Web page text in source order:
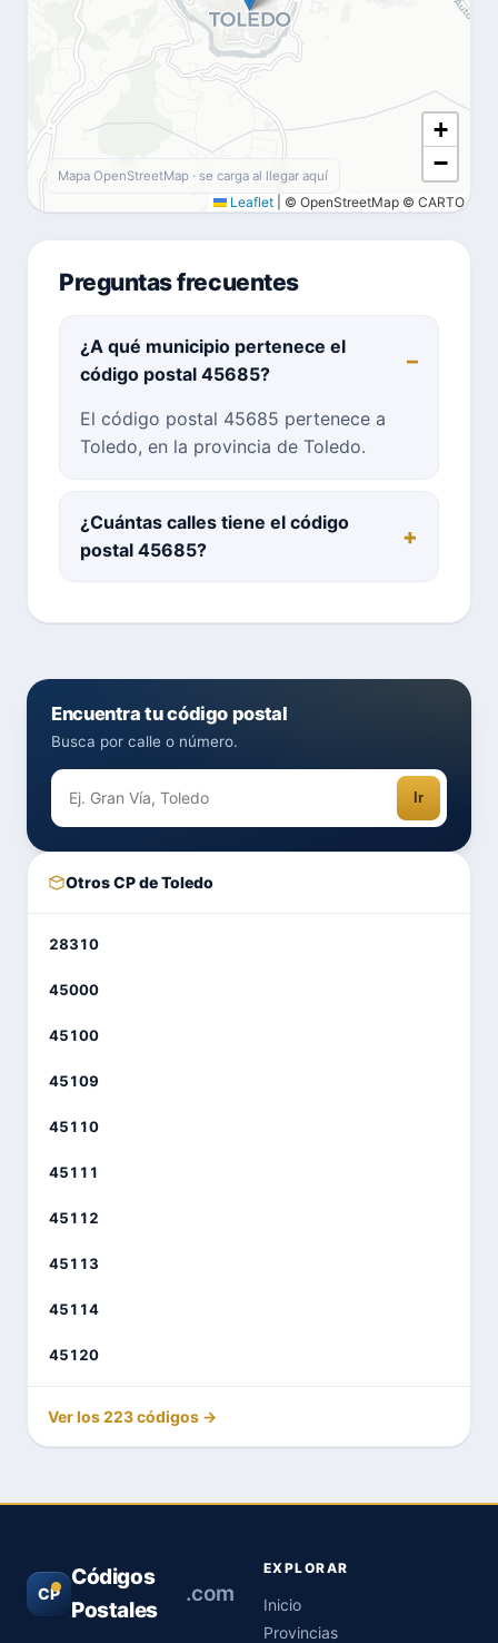
+
−
Leaflet © OpenStreetMap © CARTO
Mapa OpenStreetMap · se carga al llegar aquí
Preguntas frecuentes
¿A qué municipio pertenece el
código postal 45685?
El código postal 45685 pertenece a
Toledo, en la provincia de Toledo.
¿Cuántas calles tiene el código
postal 45685?
Encuentra tu código postal
Busca por calle o número.
Ir
Otros CP de Toledo
28310
45000
45100
45109
45110
45111
45112
45113
45114
45120
Ver los 223 códigos →
CP
Códigos
Postales
.com
EXPLORAR
Inicio
Provincias